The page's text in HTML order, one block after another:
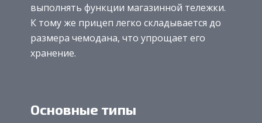
выполнять функции магазинной тележки.
К тому же прицеп легко складывается до
размера чемодана, что упрощает его
хранение.
Основные типы